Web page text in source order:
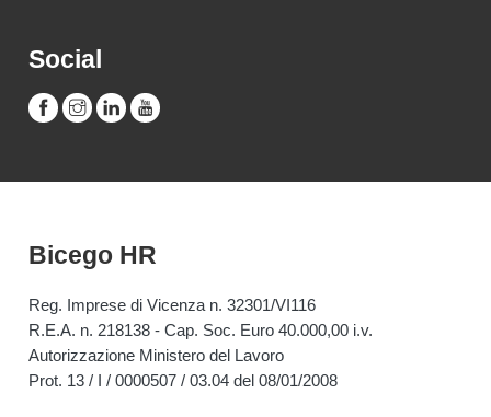
Social
Bicego HR
Reg. Imprese di Vicenza n. 32301/VI116
R.E.A. n. 218138 - Cap. Soc. Euro 40.000,00 i.v.
Autorizzazione Ministero del Lavoro
Prot. 13 / I / 0000507 / 03.04 del 08/01/2008